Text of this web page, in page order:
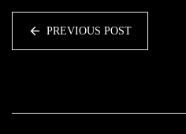
PREVIOUS POST